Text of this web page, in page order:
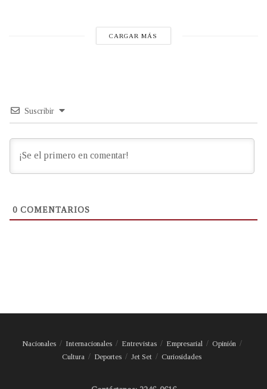
CARGAR MÁS
Suscribir
0 COMENTARIOS
Nacionales Internacionales Entrevistas Empresarial
Opinión
Cultura
Deportes Jet Set Curiosidades